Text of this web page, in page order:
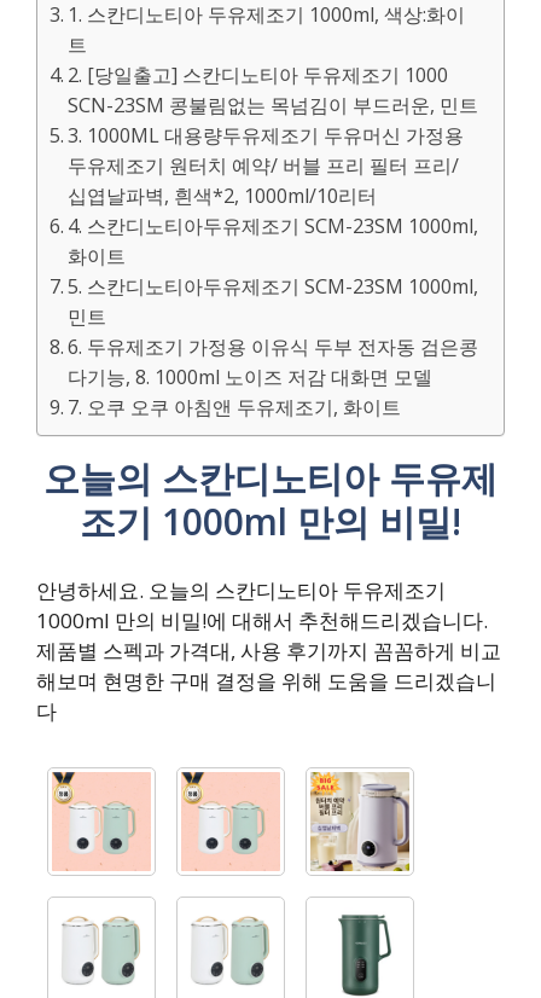
1. 스칸디노티아 두유제조기 1000ml, 색상:화이
트
2. [당일출고] 스칸디노티아 두유제조기 1000
SCN-23SM 콩불림없는 목넘김이 부드러운, 민트
3. 1000ML 대용량두유제조기 두유머신 가정용
두유제조기 원터치 예약/ 버블 프리 필터 프리/
십엽날파벽, 흰색*2, 1000ml/10리터
4. 스칸디노티아두유제조기 SCM-23SM 1000ml,
화이트
5. 스칸디노티아두유제조기 SCM-23SM 1000ml,
민트
6. 두유제조기 가정용 이유식 두부 전자동 검은콩
다기능, 8. 1000ml 노이즈 저감 대화면 모델
7. 오쿠 오쿠 아침앤 두유제조기, 화이트
오늘의 스칸디노티아 두유제
조기 1000ml 만의 비밀!
안녕하세요. 오늘의 스칸디노티아 두유제조기
1000ml 만의 비밀!에 대해서 추천해드리겠습니다.
제품별 스펙과 가격대, 사용 후기까지 꼼꼼하게 비교
해보며 현명한 구매 결정을 위해 도움을 드리겠습니
다